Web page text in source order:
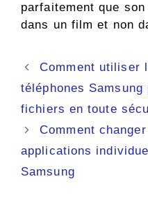
parfaitement que
dans un film et non
Navigation
des
Comment utiliser
téléphones
fichiers en toute
Comment
applications
Samsung